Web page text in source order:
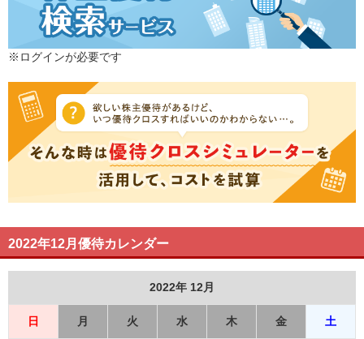
※ログインが必要です
2022年12月優待カレンダー
2022年 12月
日 月 火 水 木 金 土